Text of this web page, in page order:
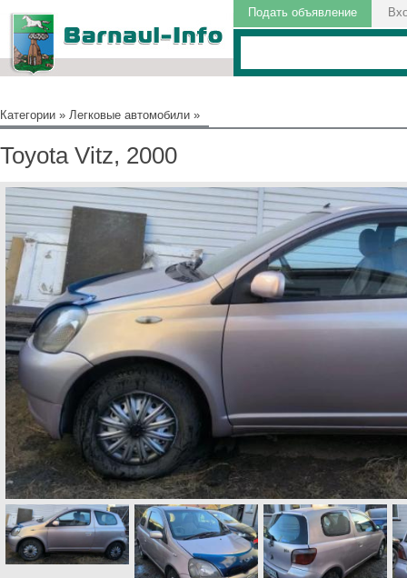
Подать объявление
Категории » Легковые автомобили »
Toyota Vitz, 2000